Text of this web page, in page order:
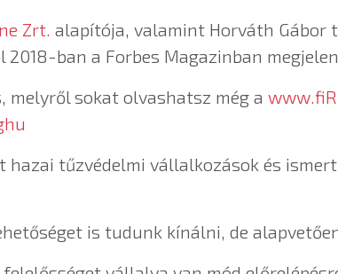
Zrt. alapítója, valamint Horváth Gábor
ban a Forbes Magazinban
melyről sokat olvashatsz még a
hazai tűzvédelmi vállalkozások és
is tudunk kínálni, de